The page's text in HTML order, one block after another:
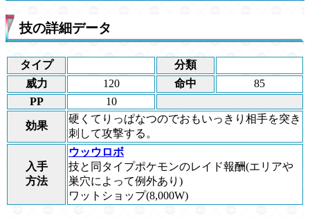
技の詳細データ
タイプ
分類
威力
120 命中
85
PP
10
効果
硬くてりっぱなつのでおもいっきり相手を突き
刺して攻撃する。
入手
方法
ウッウロボ
技と同タイプポケモンのレイド報酬(エリアや
巣穴によって例外あり)
ワットショップ(8,000W)